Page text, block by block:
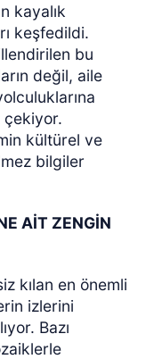
kayalık
keşfedildi.
bu
değil, aile
çekiyor.
kültürel ve
bilgiler
AİT ZENGİN
kılan en önemli
izlerini
Bazı